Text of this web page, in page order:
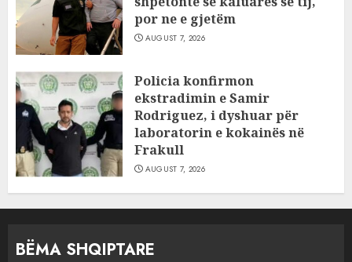
por ne e gjetëm
AUGUST 7, 2026
Policia konfirmon
ekstradimin e Samir
Rodriguez, i dyshuar për
laboratorin e kokainës në
Frakull
AUGUST 7, 2026
BËMA SHQIPTARE